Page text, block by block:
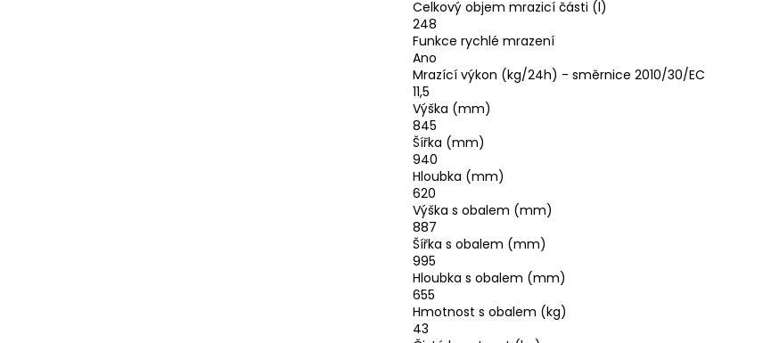
Celkový objem mrazicí části (l)
248
Funkce rychlé mrazení
Ano
Mrazící výkon (kg/24h) - směrnice 2010/30/EC
11,5
Výška (mm)
845
Šířka (mm)
940
Hloubka (mm)
620
Výška s obalem (mm)
887
Šířka s obalem (mm)
995
Hloubka s obalem (mm)
655
Hmotnost s obalem (kg)
43